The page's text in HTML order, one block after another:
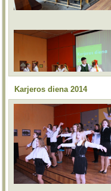
Karjeros diena 2014